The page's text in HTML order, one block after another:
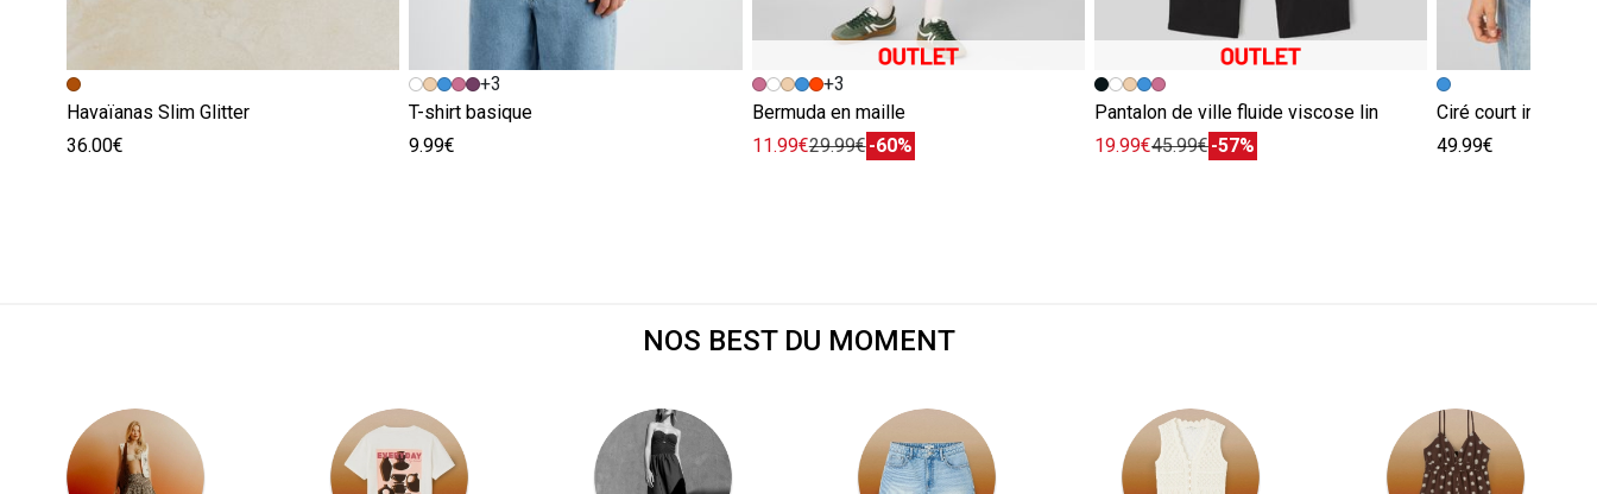
Havaïanas Slim Glitter
36.00€
+3
T-shirt basique
9.99€
+3
Bermuda en maille
11.99€29.99€-60%
Pantalon de ville fluide viscose lin
19.99€45.99€-57%
Ciré court intérieur
49.99€
NOS BEST DU MOMENT